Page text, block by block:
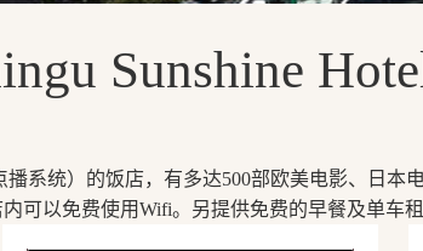
Sunshine
系统）的饭店，有多达500部欧美电影、日本
可以免费使用Wifi。另提供免费的早餐及单车租